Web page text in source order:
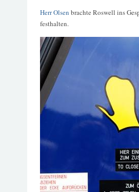
Herr Olsen brachte Roswell ins
festhalten.